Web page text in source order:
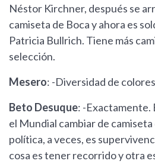
Néstor Kirchner, después se
camiseta de Boca y ahora es
Patricia Bullrich. Tiene más
selección.
Mesero: -Diversidad de
Beto Desuque: -Exactamente.
el Mundial cambiar de
política, a veces, es
cosa es tener recorrido y otra